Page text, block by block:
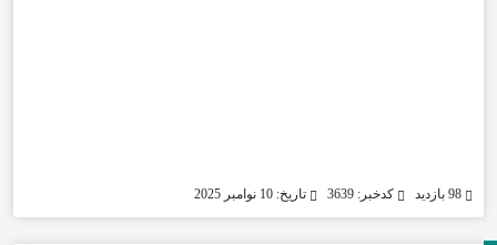
کدخبر: 3639 تاریخ: 10 نوامبر 2025